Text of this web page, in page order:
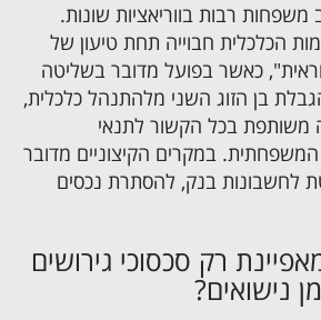
רבות בווריאציות שונות.
הכלכלית חבוייה תחת טיעון של
כאשר בפועל מדובר בשליטה
בן הזוג השני מלהתנהל כלכלית,
בכל הקשור לתנאי
במקרים הקיצוניים מדובר
לחשבונות בנק, להסתרת נכסים
רק סכסוכי גירושים
נישואים?